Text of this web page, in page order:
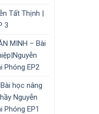
Tất Thịnh |
3
MINH – Bài
Phóng EP2
học nâng
Nguyễn
EP1